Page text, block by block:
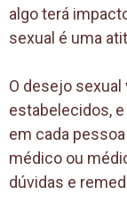
algo terá
sexual é uma
O desejo sexual
estabelecidos,
em cada
médico ou
dúvidas e